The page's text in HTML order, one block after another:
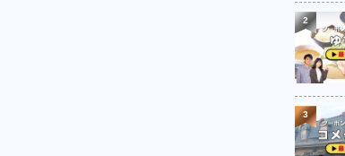
2
3